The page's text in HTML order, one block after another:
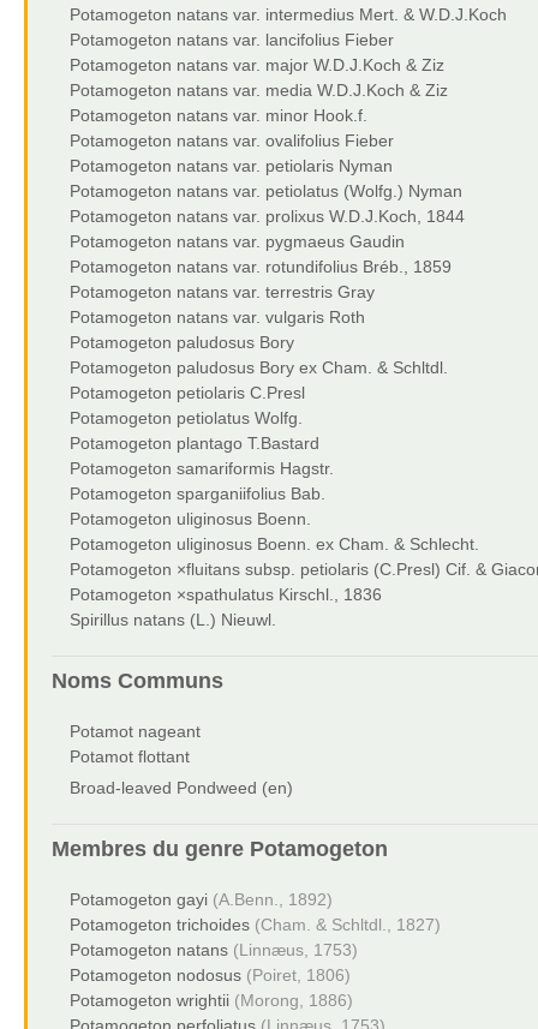
Potamogeton natans var. intermedius Mert. & W.D.J.Koch
Potamogeton natans var. lancifolius Fieber
Potamogeton natans var. major W.D.J.Koch & Ziz
Potamogeton natans var. media W.D.J.Koch & Ziz
Potamogeton natans var. minor Hook.f.
Potamogeton natans var. ovalifolius Fieber
Potamogeton natans var. petiolaris Nyman
Potamogeton natans var. petiolatus (Wolfg.) Nyman
Potamogeton natans var. prolixus W.D.J.Koch, 1844
Potamogeton natans var. pygmaeus Gaudin
Potamogeton natans var. rotundifolius Bréb., 1859
Potamogeton natans var. terrestris Gray
Potamogeton natans var. vulgaris Roth
Potamogeton paludosus Bory
Potamogeton paludosus Bory ex Cham. & Schltdl.
Potamogeton petiolaris C.Presl
Potamogeton petiolatus Wolfg.
Potamogeton plantago T.Bastard
Potamogeton samariformis Hagstr.
Potamogeton sparganiifolius Bab.
Potamogeton uliginosus Boenn.
Potamogeton uliginosus Boenn. ex Cham. & Schlecht.
Potamogeton ×fluitans subsp. petiolaris (C.Presl) Cif. &
Potamogeton ×spathulatus Kirschl., 1836
Spirillus natans (L.) Nieuwl.
Noms Communs
Potamot nageant
Potamot flottant
Broad-leaved Pondweed (en)
Membres du genre Potamogeton
Potamogeton gayi (A.Benn., 1892)
Potamogeton trichoides (Cham. & Schltdl., 1827)
Potamogeton natans (Linnæus, 1753)
Potamogeton nodosus (Poiret, 1806)
Potamogeton wrightii (Morong, 1886)